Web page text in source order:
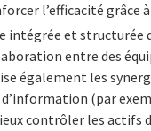
l’efficacité grâce
intégrée et structurée
entre des
également les
(par
contrôler les actifs